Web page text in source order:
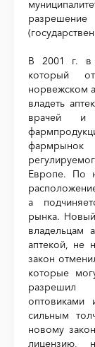
В 2001 г. в
который
норвежском
владеть
врачей и
фармрынок
Европе. По
а
рынка.
владельцам
аптекой, не
закон
которые
разрешил
оптовиками
сильным
новому
лицензию,